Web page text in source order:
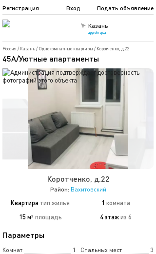
Казань
другой город
Подать объявление
Регистрация Вход
Россия / Казань/ Однокомнатные квартиры / Коротченко, д.22
45А/Уютные апартаменты
Коротченко, д.22
Район: Вахитовский
Квартира тип жилья 1 комната
15 м² площадь 4 этажиз 6
Параметры
Комнат 1 Спальных мест
3